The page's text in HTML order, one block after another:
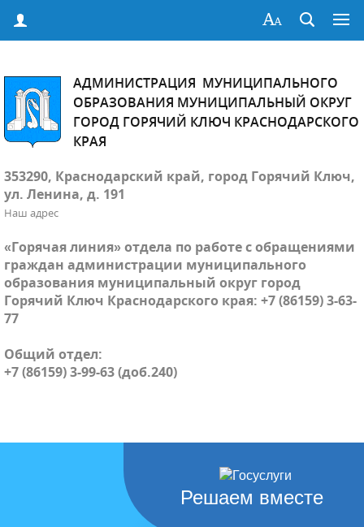
АДМИНИСТРАЦИЯ МУНИЦИПАЛЬНОГО
ОБРАЗОВАНИЯ МУНИЦИПАЛЬНЫЙ ОКРУГ
ГОРОД ГОРЯЧИЙ КЛЮЧ КРАСНОДАРСКОГО
КРАЯ
353290, Краснодарский край, город Горячий Ключ,
ул. Ленина, д. 191
Наш адрес
«Горячая линия» отдела по работе с обращениями
граждан администрации муниципального
образования муниципальный округ город
Горячий Ключ Краснодарского края: +7 (86159) 3-63-
77
Общий отдел:
+7 (86159) 3-99-63 (доб.240)
Решаем вместе